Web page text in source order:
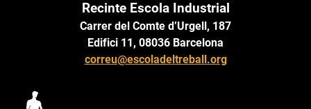
Recinte Escola Industrial
Carrer del Comte d’Urgell, 187
Edifici 11, 08036 Barcelona
correu@escoladeltreball.org